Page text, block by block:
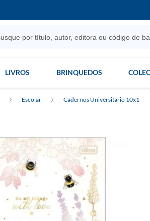
LIVROS BRINQUEDOS
Escolar Cadernos Universitário 10x1